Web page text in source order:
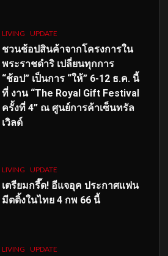
LIVING UPDATE
ชวนช้อปสินค้าจากโครงการใน
พระราชดำริ เปลี่ยนทุกการ
“ช้อป” เป็นการ “ให้” 6-12 ธ.ค. นี้
ที่ งาน “The Royal Gift Festival
ครั้งที่ 4” ณ ศูนย์การค้าเซ็นทรัล
เวิลด์
LIVING UPDATE
เตรียมกรี๊ด! อีแจอุค ประกาศแฟน
มีตติ้งในไทย 4 กพ 66 นี้
LIVING UPDATE